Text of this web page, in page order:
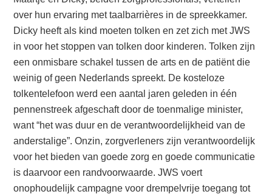
over hun ervaring met taalbarrières in de spreekkamer.
Dicky heeft als kind moeten tolken en zet zich met JWS
in voor het stoppen van tolken door kinderen. Tolken zijn
een onmisbare schakel tussen de arts en de patiënt die
weinig of geen Nederlands spreekt. De kosteloze
tolkentelefoon werd een aantal jaren geleden in één
pennenstreek afgeschaft door de toenmalige minister,
want “het was duur en de verantwoordelijkheid van de
anderstalige”. Onzin, zorgverleners zijn verantwoordelijk
voor het bieden van goede zorg en goede communicatie
is daarvoor een randvoorwaarde. JWS voert
onophoudelijk campagne voor drempelvrije toegang tot